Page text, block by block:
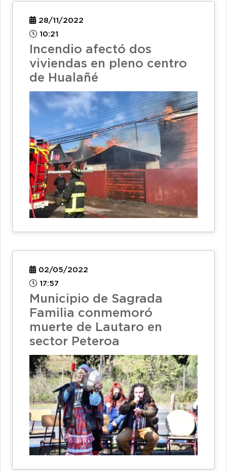
28/11/2022
10:21
Incendio afectó dos
viviendas en pleno centro
de Hualañé
02/05/2022
17:57
Municipio de Sagrada
Familia conmemoró
muerte de Lautaro en
sector Peteroa